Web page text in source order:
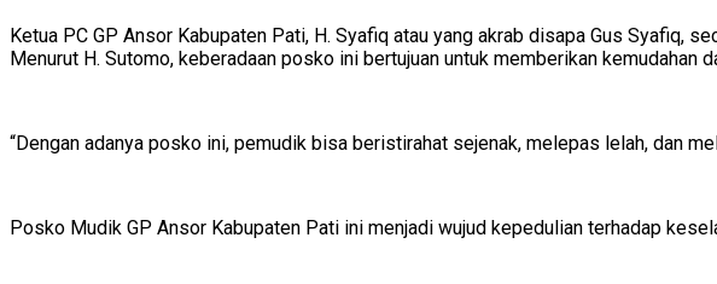
Ketua PC GP Ansor Kabupaten Pati, H. Syafiq atau yang akrab disapa Gus Syafiq,
Menurut H. Sutomo, keberadaan posko ini bertujuan untuk memberikan kemudahan
“Dengan adanya posko ini, pemudik bisa beristirahat sejenak, melepas lelah, dan
Posko Mudik GP Ansor Kabupaten Pati ini menjadi wujud kepedulian terhadap